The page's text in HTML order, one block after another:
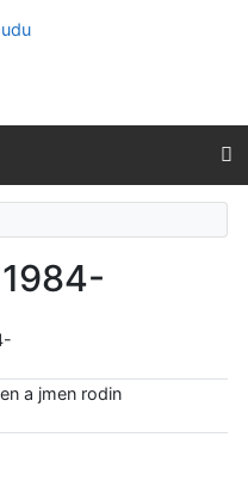
a jmen rodin